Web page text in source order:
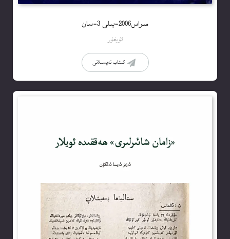
مىراس2006-يىلى 3-سان
ئۇيغۇر
كىتاب تەپسىلاتى